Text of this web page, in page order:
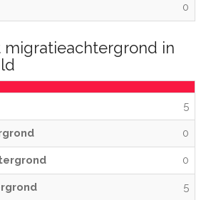
0
migratieachtergrond in
5
0
0
5